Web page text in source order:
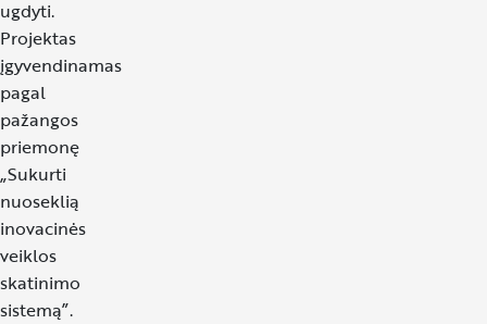
ugdyti.
Projektas
įgyvendinamas
pagal
pažangos
priemonę
„Sukurti
nuoseklią
inovacinės
veiklos
skatinimo
sistemą”.